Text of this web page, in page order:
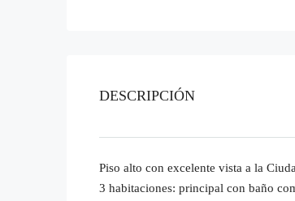
DESCRIPCIÓN
Piso alto con excelente vista a la
3 habitaciones: principal con baño